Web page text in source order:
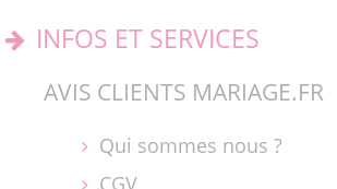
INFOS ET SERVICES
AVIS CLIENTS MARIAGE.FR
Qui sommes nous ?